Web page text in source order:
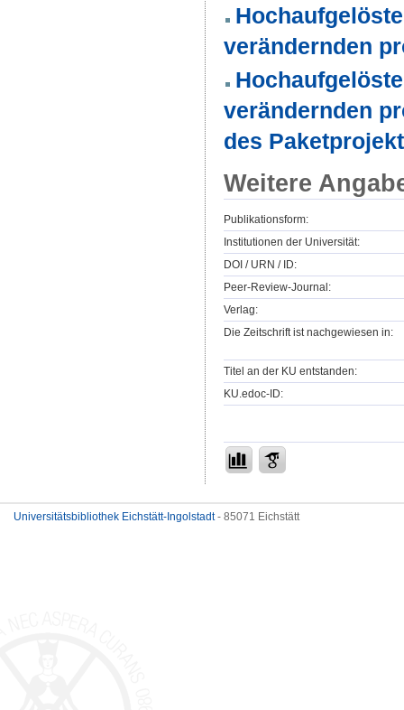
verändernden
verändernden
des
Weitere
Publikationsform:
Institutionen der Universität:
DOI / URN / ID:
Peer-Review-Journal:
Verlag:
Die Zeitschrift ist nachgewiesen in:
Titel an der KU entstanden:
KU.edoc-ID:
Universitätsbibliothek Eichstätt-Ingolstadt- 85071 Eichstätt